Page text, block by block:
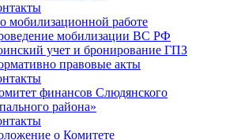
мобилизационной работе
мобилизации ВС РФ
учет и бронирование ГПЗ
правовые акты
финансов Слюдянского
района»
о Комитете